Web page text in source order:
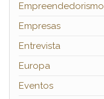
Empreendedorismo
Empresas
Entrevista
Europa
Eventos